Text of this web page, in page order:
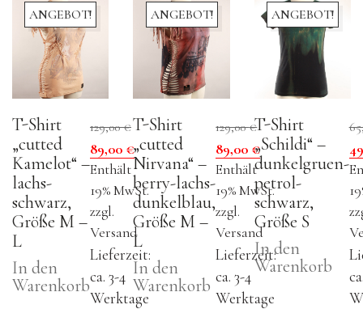
ANGEBOT!
T-Shirt
„cutted
Kamelot“ –
lachs-
schwarz,
Größe M –
L
In den
Warenkorb
129,00€
Ursprünglicher
Preis
war:
129,00 €
89,00 €Aktueller
Preis
ist:
89,00 €.
Enthält
19% MwSt.
zzgl.
Versand
Lieferzeit:
ca. 3-4
Werktage
ANGEBOT!
T-Shirt
„cutted
Nirvana“ –
berry-lachs-
dunkelblau,
Größe M –
L
In den
Warenkorb
129,00€
Ursprünglicher
Preis
war:
129,00 €
89,00 €Aktueller
Preis
ist:
89,00 €.
Enthält
19% MwSt.
zzgl.
Versand
Lieferzeit:
ca. 3-4
Werktage
ANGEBOT!
T-Shirt
„Schildi“ –
dunkelgruen-
petrol-
schwarz,
Größe S
In den
Warenkorb